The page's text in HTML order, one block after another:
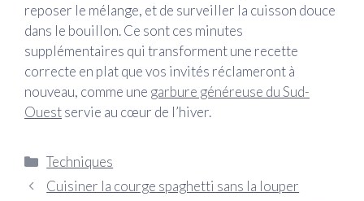
reposer le mélange, et de surveiller la cuisson douce
dans le bouillon. Ce sont ces minutes
supplémentaires qui transforment une recette
correcte en plat que vos invités réclameront à
nouveau, comme une garbure généreuse du Sud-
Ouestservie au cœur de l’hiver.
Catégories
Techniques
Cuisiner la courge spaghetti sans la louper